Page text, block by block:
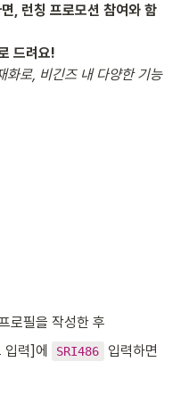
, 런칭 프로모션 참여와 함
화로, 비긴즈 내 다양한 기능
로필을 작성한 후
력]에 SRI486
입력하면